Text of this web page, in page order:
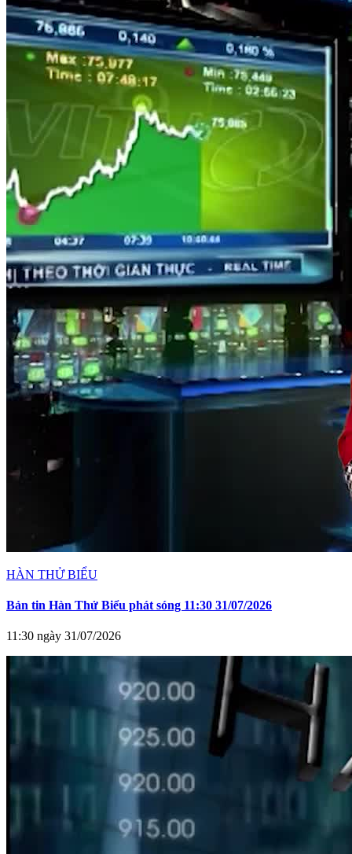
HÀN THỬ BIỂU
Bản tin Hàn Thử Biểu phát sóng 11:30 31/07/2026
11:30 ngày 31/07/2026